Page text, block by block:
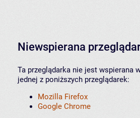
Niewspierana
Ta przeglądarka nie jest wspierana
jednej z poniższych przeglądarek:
Mozilla Firefox
Google Chrome